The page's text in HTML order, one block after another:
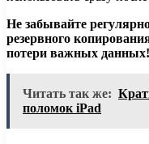
Не забывайте
резервного
потери важных данных!
Читать так же:
поломок iPad